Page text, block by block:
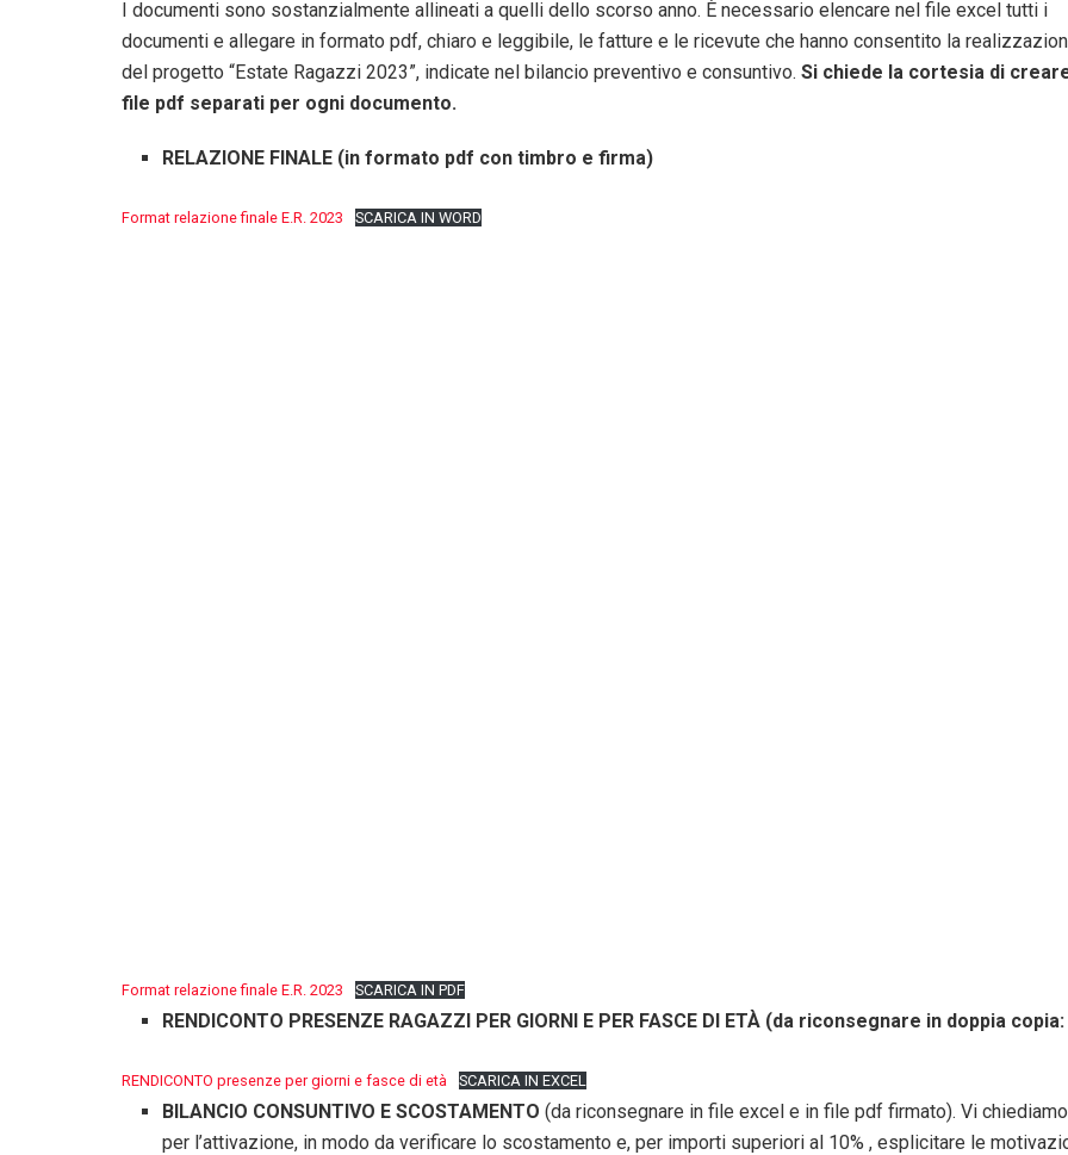
I documenti sono sostanzialmente allineati a quelli dello scorso anno. È necessario elencare nel file excel tutti i
documenti e allegare in formato pdf, chiaro e leggibile, le fatture e le ricevute che hanno consentito la
del progetto “Estate Ragazzi 2023”, indicate nel bilancio preventivo e consuntivo. Si chiede la cortesia di
file pdf separati per ogni documento.
RELAZIONE FINALE (in formato pdf con timbro e firma)
Format relazione finale E.R. 2023 SCARICA IN WORD
Format relazione finale E.R. 2023 SCARICA IN PDF
RENDICONTO PRESENZE RAGAZZI PER GIORNI E PER FASCE DI ETÀ (da riconsegnare in doppia
RENDICONTO presenze per giorni e fasce di età SCARICA IN EXCEL
BILANCIO CONSUNTIVO E SCOSTAMENTO(da riconsegnare in file excel e in file pdf firmato). Vi
per l’attivazione, in modo da verificare lo scostamento e, per importi superiori al 10% , esplicitare le